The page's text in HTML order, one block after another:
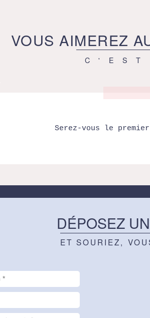
VOUS AIMEREZ
C'EST
Serez-vous le
DÉPOSEZ
ET SOURIEZ,